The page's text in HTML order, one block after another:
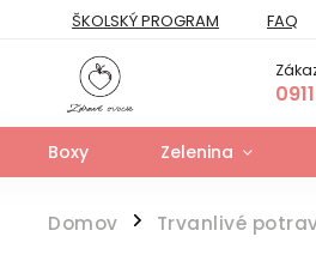
ŠKOLSKÝ PROGRAM FAQ
PREPRAVNÝ PORIADOK
FORMULÁR NA UPLATNENIE
Boxy Zelenina
Domov / Trvanlivé